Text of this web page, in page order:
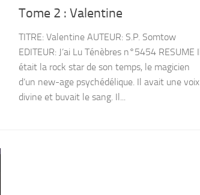
Tome 2 : Valentine
TITRE: Valentine AUTEUR: S.P. Somtow
EDITEUR: J’ai Lu Ténèbres n°5454 RESUME Il
était la rock star de son temps, le magicien
d’un new-age psychédélique. Il avait une voix
divine et buvait le sang. Il...